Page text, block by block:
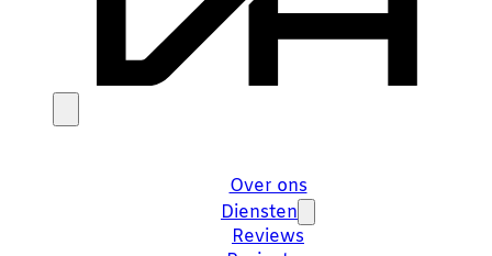
Over ons
Diensten
Reviews